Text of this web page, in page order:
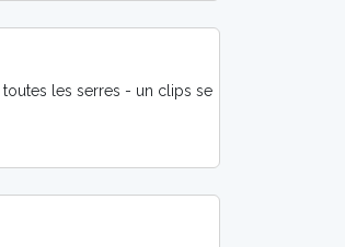
les serres - un clips se